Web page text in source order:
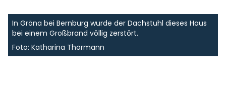
In Gröna bei Bernburg wurde der Dachstuhl dieses Haus
bei einem Großbrand völlig zerstört.
Foto: Katharina Thormann